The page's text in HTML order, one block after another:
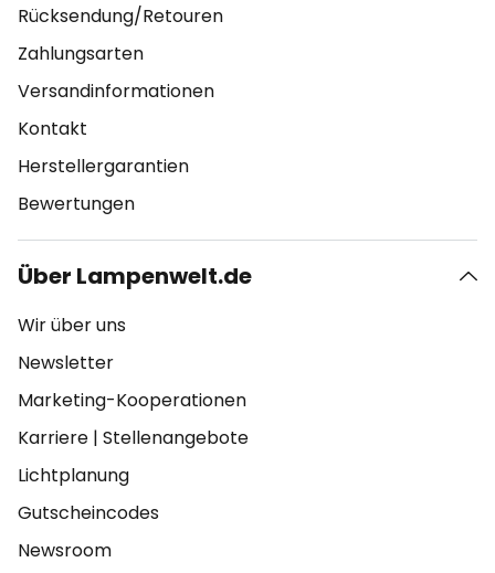
Rücksendung/Retouren
Zahlungsarten
Versandinformationen
Kontakt
Herstellergarantien
Bewertungen
Über Lampenwelt.de
Wir über uns
Newsletter
Marketing-Kooperationen
Karriere | Stellenangebote
Lichtplanung
Gutscheincodes
Newsroom